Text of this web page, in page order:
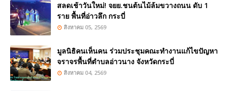
สลดเช้าวันใหม่! จยย.ชนต้นไม้ล้มขวางถนน ดับ 1
ราย พื้นที่อ่าวลึก กระบี่
สิงหาคม 05, 2569
มูลนิธิคนเห็นคน ร่วมประชุมคณะทำงานแก้ไขปัญหา
จราจรพื้นที่ตำบลอ่าวนาง จังหวัดกระบี่
สิงหาคม 04, 2569